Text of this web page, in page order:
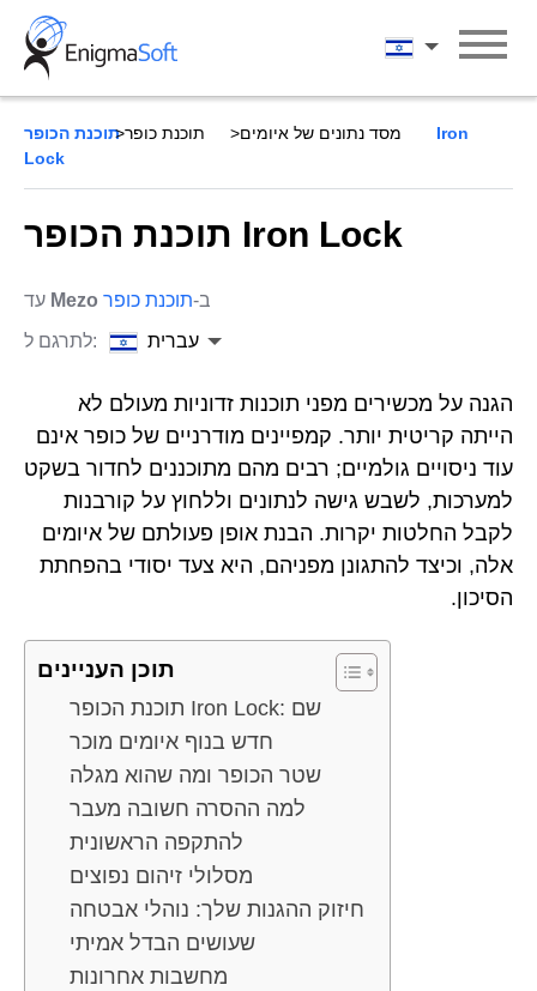
Skip
content
עברית
מסד נתונים של איומים תוכנת כופר תוכנת הכופר Iron
Lock
תוכנת הכופר Iron Lock
Mezo ב-תוכנת כופר
לתרגם ל:
עברית
הגנה על מכשירים מפני תוכנות זדוניות מעולם לא
הייתה קריטית יותר. קמפיינים מודרניים של כופר אינם
עוד ניסויים גולמיים; רבים מהם מתוכננים לחדור בשקט
למערכות, לשבש גישה לנתונים וללחוץ על קורבנות
לקבל החלטות יקרות. הבנת אופן פעולתם של איומים
אלה, וכיצד להתגונן מפניהם, היא צעד יסודי בהפחתת
הסיכון.
תוכן העניינים
תוכנת הכופר Iron Lock: שם
חדש בנוף איומים מוכר
שטר הכופר ומה שהוא מגלה
למה ההסרה חשובה מעבר
להתקפה הראשונית
מסלולי זיהום נפוצים
חיזוק ההגנות שלך: נוהלי אבטחה
שעושים הבדל אמיתי
מחשבות אחרונות